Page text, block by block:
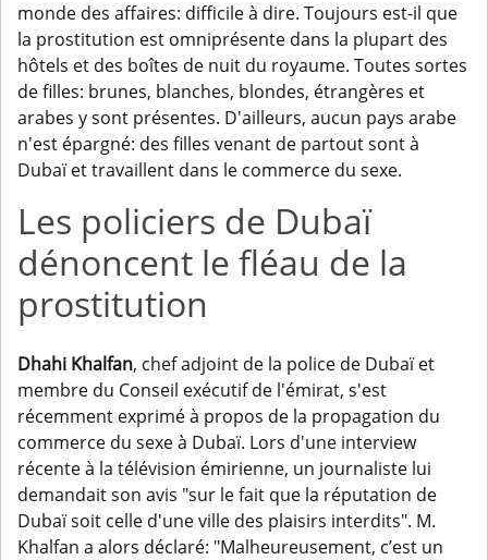
monde des affaires: difficile à dire. Toujours est-il que
la prostitution est omniprésente dans la plupart des
hôtels et des boîtes de nuit du royaume. Toutes sortes
de filles: brunes, blanches, blondes, étrangères et
arabes y sont présentes. D'ailleurs, aucun pays arabe
n'est épargné: des filles venant de partout sont à
Dubaï et travaillent dans le commerce du sexe.
Les policiers de Dubaï
dénoncent le fléau de la
prostitution
Dhahi Khalfan, chef adjoint de la police de Dubaï et
membre du Conseil exécutif de l'émirat, s'est
récemment exprimé à propos de la propagation du
commerce du sexe à Dubaï. Lors d'une interview
récente à la télévision émirienne, un journaliste lui
demandait son avis "sur le fait que la réputation de
Dubaï soit celle d'une ville des plaisirs interdits". M.
Khalfan a alors déclaré: "Malheureusement, c’est un